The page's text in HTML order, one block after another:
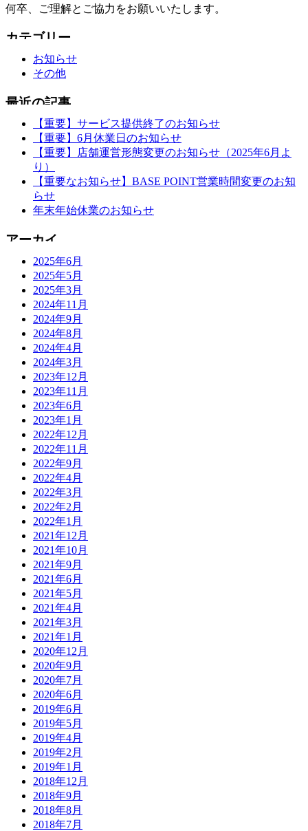
何卒、ご理解とご協力をお願いいたします。
お知らせ
その他
【重要】サービス提供終了のお知らせ
【重要】6月休業日のお知らせ
【重要】店舗運営形態変更のお知らせ（2025年6月よ
り）
【重要なお知らせ】BASE POINT営業時間変更のお知
らせ
年末年始休業のお知らせ
2025年6月
2025年5月
2025年3月
2024年11月
2024年9月
2024年8月
2024年4月
2024年3月
2023年12月
2023年11月
2023年6月
2023年1月
2022年12月
2022年11月
2022年9月
2022年4月
2022年3月
2022年2月
2022年1月
2021年12月
2021年10月
2021年9月
2021年6月
2021年5月
2021年4月
2021年3月
2021年1月
2020年12月
2020年9月
2020年7月
2020年6月
2019年6月
2019年5月
2019年4月
2019年2月
2019年1月
2018年12月
2018年9月
2018年8月
2018年7月